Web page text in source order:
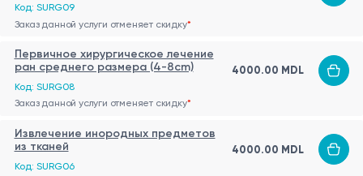
Код: SURG09
Заказ данной услуги отменяет скидку*
Первичное хирургическое лечение
ран среднего размера (4-8cm)
Код: SURG08
4000.00 MDL
Заказ данной услуги отменяет скидку*
Извлечение инородных предметов
из тканей
Код: SURG06
4000.00 MDL